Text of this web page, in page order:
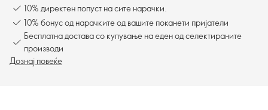
10% директен попуст на сите нарачки.
10% бонус од нарачките од вашите поканети пријатели
Бесплатна достава со купување на еден од селектираните
производи
Дознај повеќе